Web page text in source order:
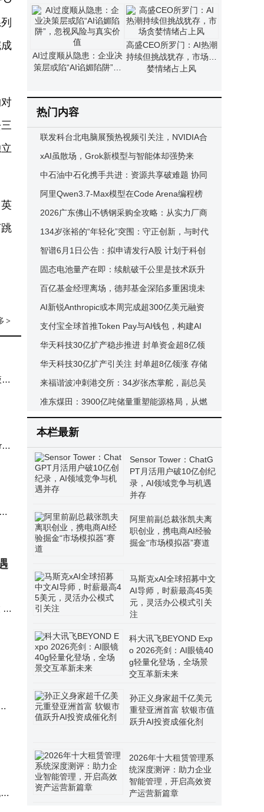
>
G
创中心建设
AI过度顺从隐患：企业决
策层或陷“AI谄媚陷阱”，
高盛CEO所罗门：AI热潮
持续但挑战犹存，市场贪
婪情绪占上风
热门内容
联发科台北电脑展预热视频引关注，NVIDIA合
作新品或由黄仁勋揭晓
xAI虽散场，Grok新模型与智能体却强势来
袭，马斯克能否改写AI战局？
中石油中石化携手共进：资源共享破难题 协同
增效促川渝能源新发展
阿里Qwen3.7-Max模型在Code Arena编程榜
居第二，Design Arena亦获佳绩
2026广东佛山不锈钢采购全攻略：从实力厂商
到甄选决策的智慧之选
134岁张裕的“年轻化”突围：守正创新，与时代
同频共焕新活力
智谱6月1日公告：拟申请发行A股 计划于科创
板上市交易
固态电池量产在即：续航破千公里是技术跃升
还是营销泡沫？
百亿基金经理离场，德邦基金深陷多重困境未
来突围路在何方？
AI新锐Anthropic或本周完成超300亿美元融资
估值有望跃居行业之首
支付宝全球首推Token Pay与AI钱包，构建AI
原生支付矩阵开启支付新篇章
华天科技30亿扩产稳步推进 封单资金超8亿领
跑行业
华天科技30亿扩产引关注 封单超8亿领涨 存储
芯片封测前景可期
来福谐波冲刺港交所：34岁张杰掌舵，副总吴
迪薪酬超董事长
准东煤田：3900亿吨储量重塑能源格局，从燃
料到算力底座的工业蝶变
本栏最新
Sensor Tower：ChatG
PT月活用户破10亿创纪
录，AI领域竞争与机遇
并存
阿里前副总裁张凯夫离
职创业，携电商AI经验
掘金“市场模拟器”赛道
马斯克xAI全球招募中文
AI导师，时薪最高45美
元，灵活办公模式引关
注
科大讯飞BEYOND Exp
o 2026亮剑：AI眼镜40
g轻量化登场，全场景
交互革新未来
孙正义身家超千亿美元
重登亚洲首富 软银市值
跃升AI投资成催化剂
2026年十大租赁管理系
统深度测评：助力企业
智能管理，开启高效资
产运营新篇章